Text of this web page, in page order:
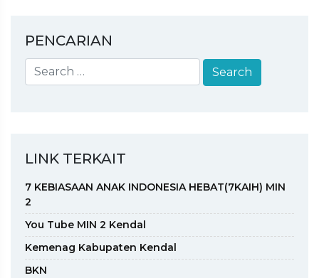
PENCARIAN
LINK TERKAIT
7 KEBIASAAN ANAK INDONESIA HEBAT(7KAIH) MIN
2
You Tube MIN 2 Kendal
Kemenag Kabupaten Kendal
BKN